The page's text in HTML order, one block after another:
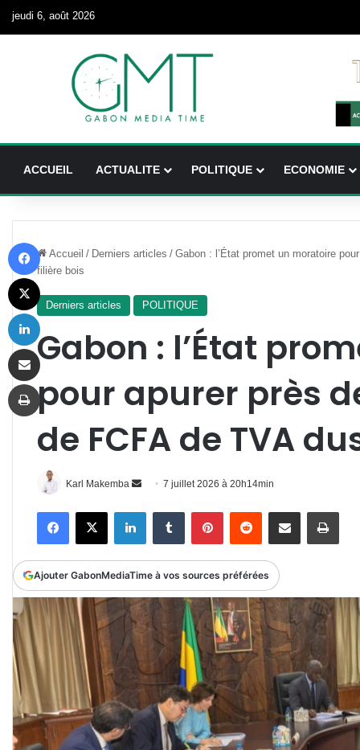
jeudi 6, août 2026
ACCUEIL ACTUALITE POLITIQUE ECONOMIE
Accueil / Derniers articles / Gabon : l’État promet un moratoire
filière bois
Derniers articles POLITIQUE
Gabon : l’État
pour apurer près
de FCFA de TVA
Karl Makemba
Envoyer
courriel
7 juillet 2026 à 20h14min
FacebookX LinkedinTumblr PinterestReddit Partager par email
Ajouter GabonMediaTime à vos sources préférées
X
Linkedin
Partager par email